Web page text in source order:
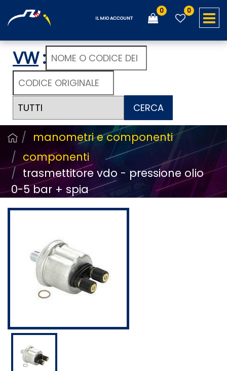
IL MIO ACCOUNT
0 0
VW:
CERCA
manometri e componenti
componenti
trasmettitore vdo - pressione olio
0-5 bar + spia